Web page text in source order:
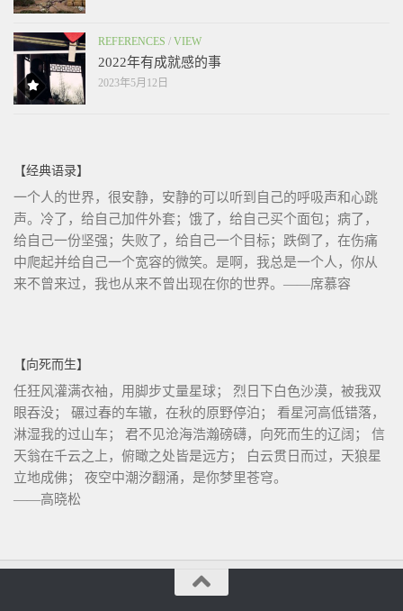
REFERENCES / VIEW
2022年有成就感的事
2023年5月12日
【经典语录】
一个人的世界，很安静，安静的可以听到自己的呼吸声和心跳
声。冷了，给自己加件外套；饿了，给自己买个面包；病了，
给自己一份坚强；失败了，给自己一个目标；跌倒了，在伤痛
中爬起并给自己一个宽容的微笑。是啊，我总是一个人，你从
来不曾来过，我也从来不曾出现在你的世界。——席慕容
【向死而生】
任狂风灌满衣袖，用脚步丈量星球； 烈日下白色沙漠，被我双
眼吞没； 碾过春的车辙，在秋的原野停泊； 看星河高低错落，
淋湿我的过山车； 君不见沧海浩瀚磅礴，向死而生的辽阔； 信
天翁在千云之上，俯瞰之处皆是远方； 白云贯日而过，天狼星
立地成佛； 夜空中潮汐翻涌，是你梦里苍穹。
——高晓松